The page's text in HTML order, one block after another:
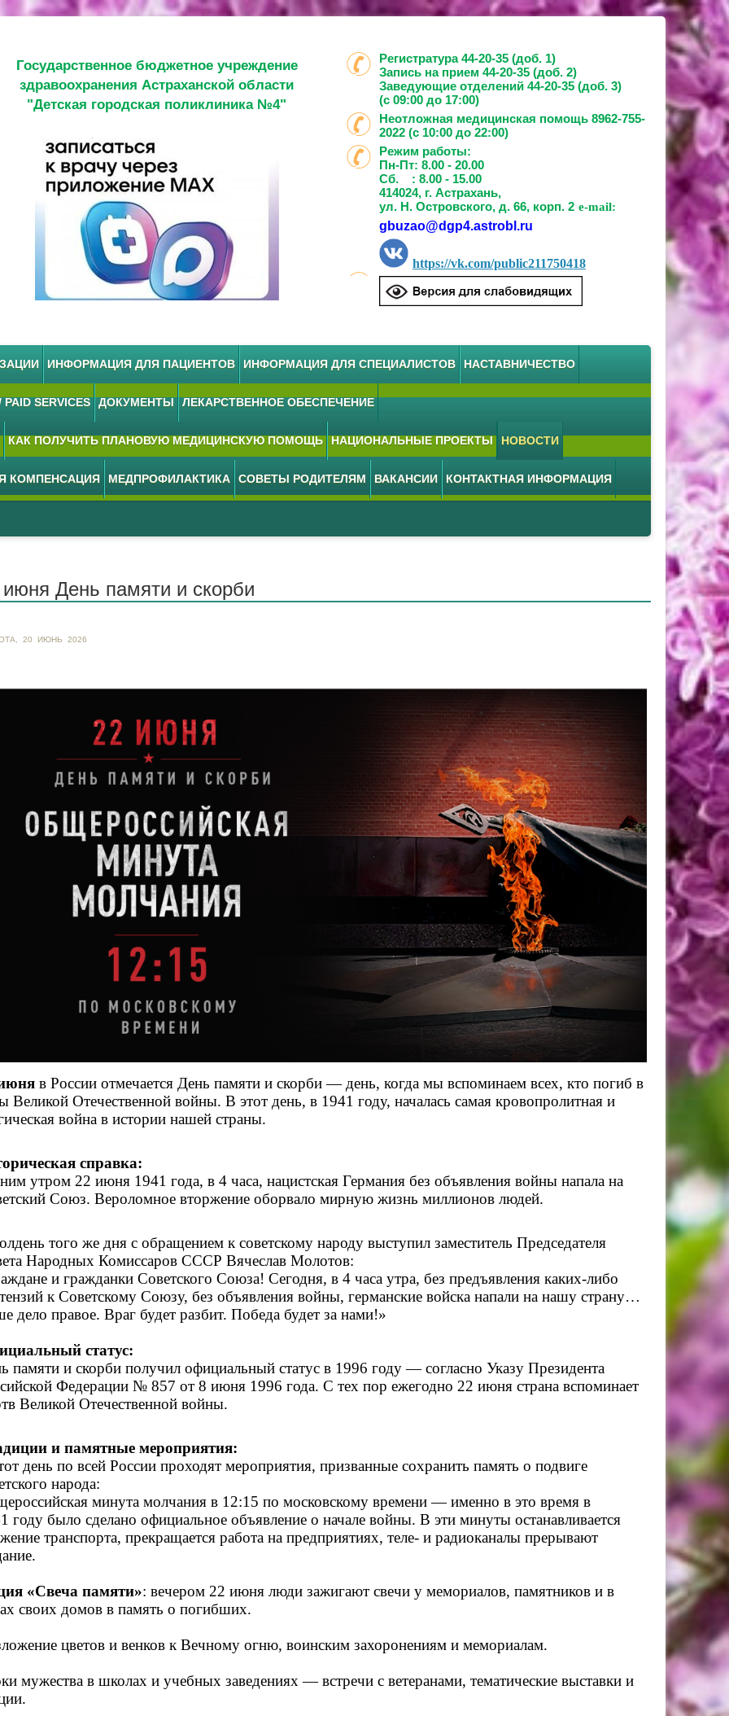
Регистратура 44-20-35 (доб. 1)
Запись на прием 44-20-35 (доб. 2)
Заведующие отделений 44-20-35 (доб. 3)
(с 09:00 до 17:00)
Неотложная медицинская помощь 8962-755-
2022 (с 10:00 до 22:00)
Режим работы:
Пн-Пт: 8.00 - 20.00
Сб. : 8.00 - 15.00
414024, г. Астрахань,
ул. Н. Островского, д. 66, корп. 2 e-mail:
gbuzao@dgp4.astrobl.ru
https://vk.com/public211750418
Государственное бюджетное учреждение
здравоохранения Астраханской области
"Детская городская поликлиника №4"
ИНФОРМАЦИЯ ДЛЯ ПАЦИЕНТОВ ИНФОРМАЦИЯ ДЛЯ СПЕЦИАЛИСТОВ НАСТАВНИЧЕСТВО
SERVICES ДОКУМЕНТЫ ЛЕКАРСТВЕННОЕ ОБЕСПЕЧЕНИЕ
КАК ПОЛУЧИТЬ ПЛАНОВУЮ МЕДИЦИНСКУЮ ПОМОЩЬ НАЦИОНАЛЬНЫЕ ПРОЕКТЫ НОВОСТИ
КОМПЕНСАЦИЯ МЕДПРОФИЛАКТИКА СОВЕТЫ РОДИТЕЛЯМ ВАКАНСИИ КОНТАКТНАЯ ИНФОРМАЦИЯ
День памяти и скорби
20 ИЮНЬ 2026
в России отмечается День памяти и скорби — день, когда мы вспоминаем всех, кто погиб в
Великой Отечественной войны. В этот день, в 1941 году, началась самая кровопролитная и
война в истории нашей страны.
справка:
утром 22 июня 1941 года, в 4 часа, нацистская Германия без объявления войны напала на
Союз. Вероломное вторжение оборвало мирную жизнь миллионов людей.
того же дня с обращением к советскому народу выступил заместитель Председателя
Народных Комиссаров СССР Вячеслав Молотов:
и гражданки Советского Союза! Сегодня, в 4 часа утра, без предъявления каких‑либо
к Советскому Союзу, без объявления войны, германские войска напали на нашу страну…
дело правое. Враг будет разбит. Победа будет за нами!»
статус:
памяти и скорби получил официальный статус в 1996 году — согласно Указу Президента
Федерации № 857 от 8 июня 1996 года. С тех пор ежегодно 22 июня страна вспоминает
Великой Отечественной войны.
и памятные мероприятия:
день по всей России проходят мероприятия, призванные сохранить память о подвиге
народа:
минута молчания в 12:15 по московскому времени — именно в это время в
году было сделано официальное объявление о начале войны. В эти минуты останавливается
транспорта, прекращается работа на предприятиях, теле‑ и радиоканалы прерывают
«Свеча памяти»: вечером 22 июня люди зажигают свечи у мемориалов, памятников и в
своих домов в память о погибших.
цветов и венков к Вечному огню, воинским захоронениям и мемориалам.
мужества в школах и учебных заведениях — встречи с ветеранами, тематические выставки и